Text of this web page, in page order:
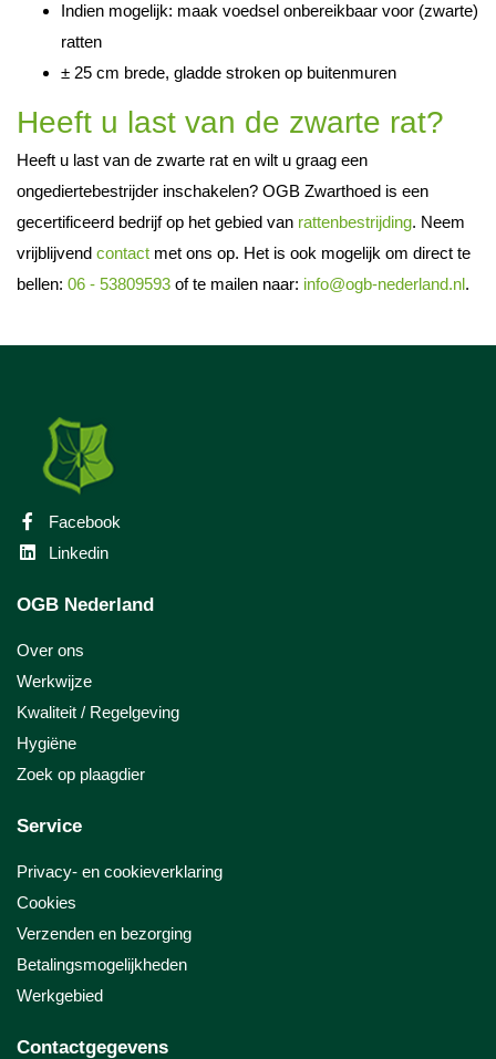
Indien mogelijk: maak voedsel onbereikbaar voor (zwarte)
ratten
± 25 cm brede, gladde stroken op buitenmuren
Heeft u last van de zwarte rat?
Heeft u last van de zwarte rat en wilt u graag een
ongediertebestrijder inschakelen? OGB Zwarthoed is een
gecertificeerd bedrijf op het gebied van rattenbestrijding. Neem
vrijblijvend contact met ons op. Het is ook mogelijk om direct te
bellen: 06 - 53809593 of te mailen naar: info@ogb-nederland.nl.
Facebook
Linkedin
OGB Nederland
Over ons
Werkwijze
Kwaliteit / Regelgeving
Hygiëne
Zoek op plaagdier
Service
Privacy- en cookieverklaring
Cookies
Verzenden en bezorging
Betalingsmogelijkheden
Werkgebied
Contactgegevens